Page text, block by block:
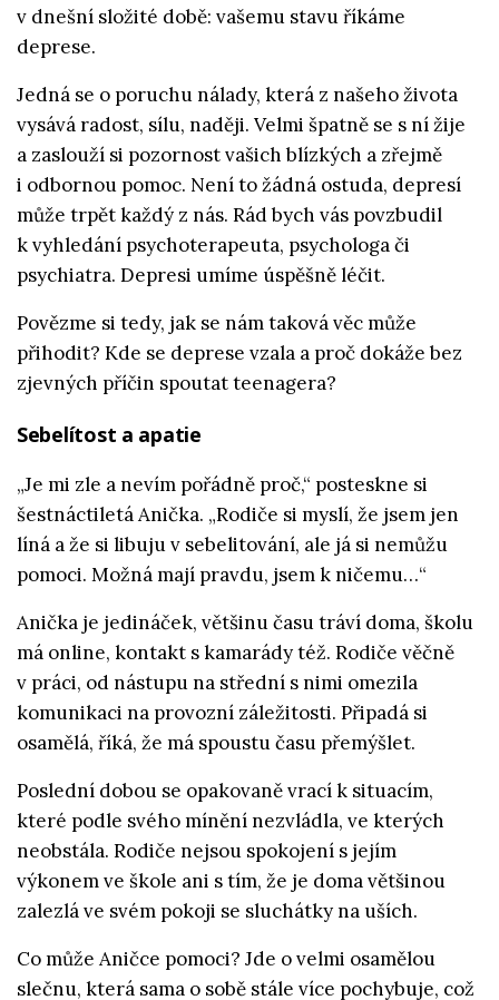
v dnešní složité době: vašemu stavu říkáme
deprese.
Jedná se o poruchu nálady, která z našeho života
vysává radost, sílu, naději. Velmi špatně se s ní žije
a zaslouží si pozornost vašich blízkých a zřejmě
i odbornou pomoc. Není to žádná ostuda, depresí
může trpět každý z nás. Rád bych vás povzbudil
k vyhledání psychoterapeuta, psychologa či
psychiatra. Depresi umíme úspěšně léčit.
Povězme si tedy, jak se nám taková věc může
přihodit? Kde se deprese vzala a proč dokáže bez
zjevných příčin spoutat teenagera?
Sebelítost a apatie
„Je mi zle a nevím pořádně proč,“ posteskne si
šestnáctiletá Anička. „Rodiče si myslí, že jsem jen
líná a že si libuju v sebelitování, ale já si nemůžu
pomoci. Možná mají pravdu, jsem k ničemu…“
Anička je jedináček, většinu času tráví doma, školu
má online, kontakt s kamarády též. Rodiče věčně
v práci, od nástupu na střední s nimi omezila
komunikaci na provozní záležitosti. Připadá si
osamělá, říká, že má spoustu času přemýšlet.
Poslední dobou se opakovaně vrací k situacím,
které podle svého mínění nezvládla, ve kterých
neobstála. Rodiče nejsou spokojení s jejím
výkonem ve škole ani s tím, že je doma většinou
zalezlá ve svém pokoji se sluchátky na uších.
Co může Aničce pomoci? Jde o velmi osamělou
slečnu, která sama o sobě stále více pochybuje, což